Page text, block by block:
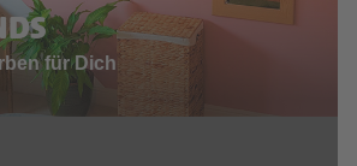
für Dich